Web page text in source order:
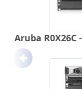
Aruba
Anterior